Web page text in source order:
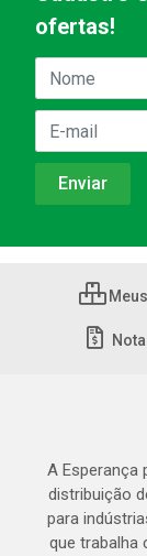
ofertas!
A Esperança
distribuição
para
que trabalha